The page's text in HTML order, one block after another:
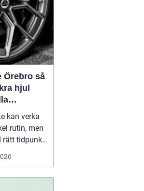
så
hjul
kan verka
rutin, men
rätt tidpunkt
för både
och